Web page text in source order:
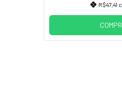
R$47,41